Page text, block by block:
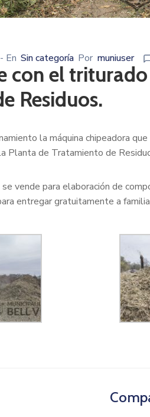
- En Sin categoría Por muniuser
con el
Residuos.
la máquina chipeadora
Planta de Tratamiento de
vende para elaboración de
entregar gratuitamente a